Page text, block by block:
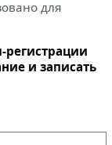
для
и записать